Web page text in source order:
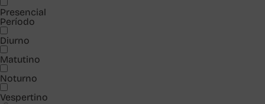
Presencial
Período
Diurno
Matutino
Noturno
Vespertino